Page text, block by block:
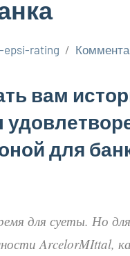
epsi-rating
вам
для
для суеты. Но
ArcelorMIttal,